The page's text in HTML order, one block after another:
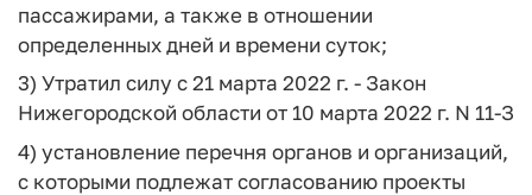
пассажирами, а также в отношении
определенных дней и времени суток;
3) Утратил силу с 21 марта 2022 г. - Закон
Нижегородской области от 10 марта 2022 г. N 11-З
4) установление перечня органов и организаций,
с которыми подлежат согласованию проекты